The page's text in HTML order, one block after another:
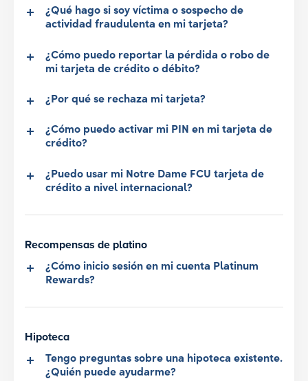
¿Qué hago si soy víctima o sospecho de
actividad fraudulenta en mi tarjeta?
¿Cómo puedo reportar la pérdida o robo de
mi tarjeta de crédito o débito?
¿Por qué se rechaza mi tarjeta?
¿Cómo puedo activar mi PIN en mi tarjeta de
crédito?
¿Puedo usar mi Notre Dame FCU tarjeta de
crédito a nivel internacional?
Recompensas de platino
¿Cómo inicio sesión en mi cuenta Platinum
Rewards?
Hipoteca
Tengo preguntas sobre una hipoteca existente.
¿Quién puede ayudarme?